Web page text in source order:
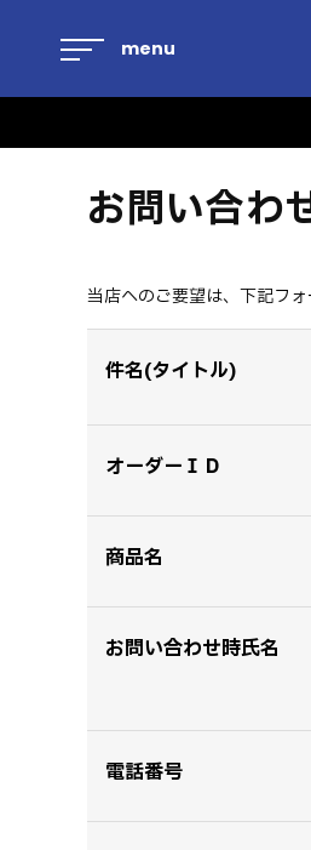
menu
お問い合わ
当店へのご要望は、下記フ
件名(タイトル)
オーダーＩＤ
商品名
お問い合わせ時氏名
電話番号